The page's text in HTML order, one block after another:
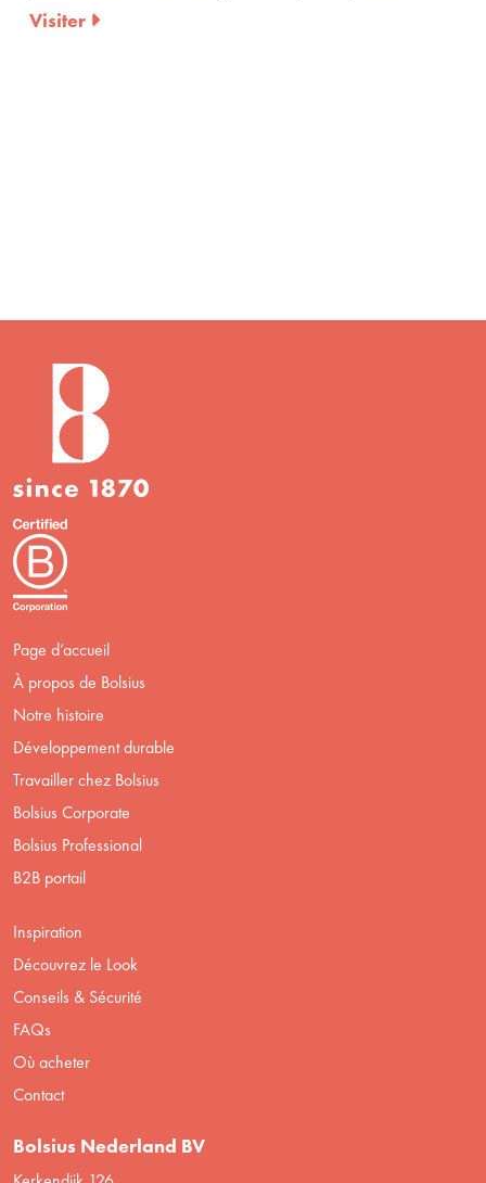
Page d’accueil
À propos de Bolsius
Notre histoire
Développement durable
Travailler chez Bolsius
Bolsius Corporate
Bolsius Professional
B2B portail
Inspiration
Découvrez le Look
Conseils & Sécurité
FAQs
Où acheter
Contact
Bolsius Nederland BV